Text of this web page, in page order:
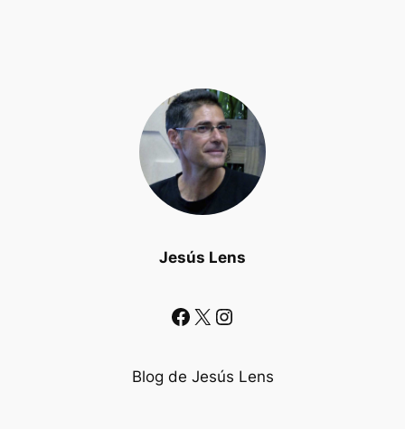
Jesús Lens
Facebook X Instagram
Blog de Jesús Lens